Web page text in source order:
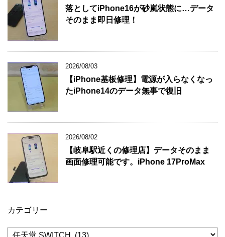
落としてiPhone16が砂嵐状態に…データ
そのまま即日修理！
2026/08/03
【iPhone基板修理】電源が入らなくなっ
たiPhone14のデータ無事で復旧
2026/08/02
【岐阜駅近くの修理店】データそのまま
画面修理可能です。iPhone 17ProMax
カテゴリー
カ